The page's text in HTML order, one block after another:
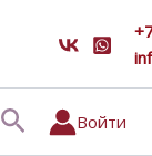
ПоискВойти